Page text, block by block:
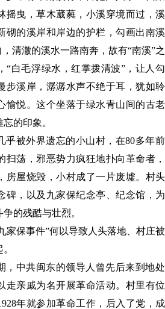
摇曳，草木葳蕤，小溪穿境而过，溪
砌的溪岸和岸边的护栏，勾画出南溪
清澈的溪水一路南奔，故有“南溪”之
“白毛浮绿水，红掌拨清波”，让人勾
步溪岸，潺潺水声不绝于耳，犹如聆
愉悦。这个坐落于绿水青山间的古老
的印象。
乎被外界遗忘的小山村，在80多年前
扫荡，邪恶势力疯狂地扑向革命者，
房屋烧毁，小村成了一片废墟。村头
碑，以及九家保纪念亭、纪念馆，为
的残酷与壮烈。
家保事件”何以导致人头落地、村庄被
，中共闽东的领导人曾先后来到地处
走亲戚为名开展革命活动。村里有位
年就参加革命工作，后入了党，成